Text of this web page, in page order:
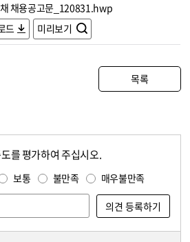
채용공고문_120831.hwp
드
미리보기
목록
를 평가하여 주십시오.
보통 불만족 매우불만족